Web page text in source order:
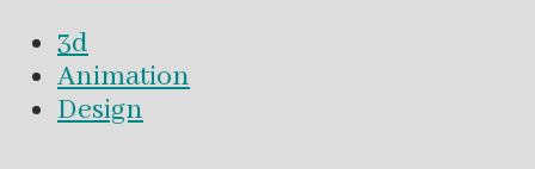
3d
Animation
Design